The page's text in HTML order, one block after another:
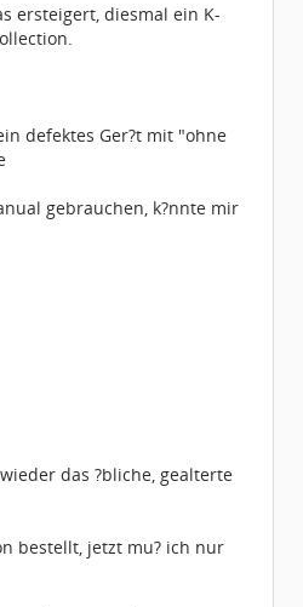
ersteigert, diesmal ein K-
defektes Ger?t mit "ohne
gebrauchen, k?nnte mir
das ?bliche, gealterte
bestellt, jetzt mu? ich nur